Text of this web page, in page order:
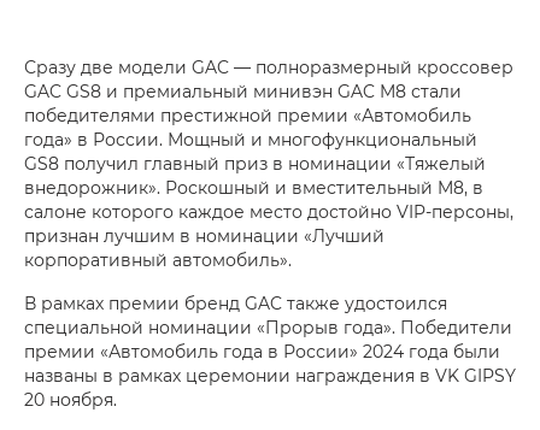
Сразу две модели GAC — полноразмерный кроссовер
GAC GS8 и премиальный минивэн GAC M8 стали
победителями престижной премии «Автомобиль
года» в России. Мощный и многофункциональный
GS8 получил главный приз в номинации «Тяжелый
внедорожник». Роскошный и вместительный M8, в
салоне которого каждое место достойно VIP-персоны,
признан лучшим в номинации «Лучший
корпоративный автомобиль».
В рамках премии бренд GAC также удостоился
специальной номинации «Прорыв года». Победители
премии «Автомобиль года в России» 2024 года были
названы в рамках церемонии награждения в VK GIPSY
20 ноября.